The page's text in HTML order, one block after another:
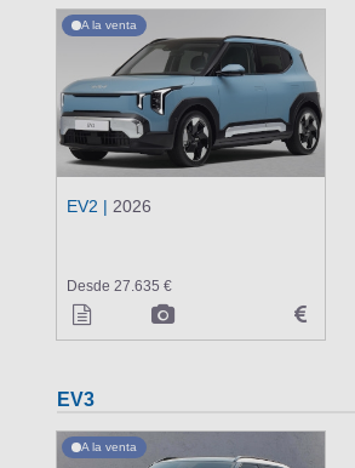
A la venta
EV2 |2026
Desde 27.635 €
EV3
A la venta